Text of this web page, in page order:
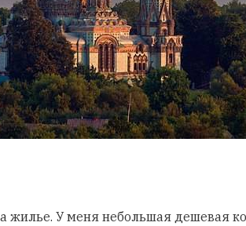
жилье. У меня небольшая дешевая